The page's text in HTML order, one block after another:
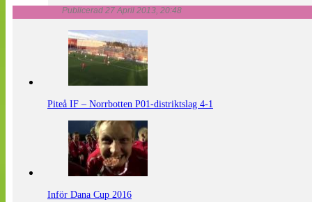
Publicerad 27 April 2013, 20:48
Piteå IF – Norrbotten P01-distriktslag 4-1
Inför Dana Cup 2016